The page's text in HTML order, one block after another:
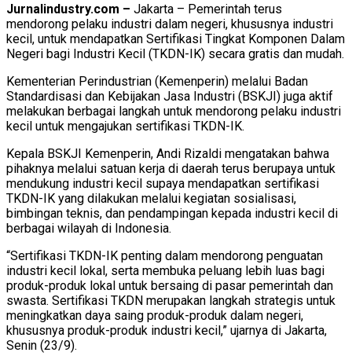
Jurnalindustry.com – Jakarta – Pemerintah terus
mendorong pelaku industri dalam negeri, khususnya industri
kecil, untuk mendapatkan Sertifikasi Tingkat Komponen Dalam
Negeri bagi Industri Kecil (TKDN-IK) secara gratis dan mudah.
Kementerian Perindustrian (Kemenperin) melalui Badan
Standardisasi dan Kebijakan Jasa Industri (BSKJI) juga aktif
melakukan berbagai langkah untuk mendorong pelaku industri
kecil untuk mengajukan sertifikasi TKDN-IK.
Kepala BSKJI Kemenperin, Andi Rizaldi mengatakan bahwa
pihaknya melalui satuan kerja di daerah terus berupaya untuk
mendukung industri kecil supaya mendapatkan sertifikasi
TKDN-IK yang dilakukan melalui kegiatan sosialisasi,
bimbingan teknis, dan pendampingan kepada industri kecil di
berbagai wilayah di Indonesia.
“Sertifikasi TKDN-IK penting dalam mendorong penguatan
industri kecil lokal, serta membuka peluang lebih luas bagi
produk-produk lokal untuk bersaing di pasar pemerintah dan
swasta. Sertifikasi TKDN merupakan langkah strategis untuk
meningkatkan daya saing produk-produk dalam negeri,
khususnya produk-produk industri kecil,” ujarnya di Jakarta,
Senin (23/9).